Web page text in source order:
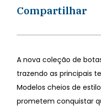
Compartilhar
A nova coleção de
trazendo as principais
Modelos cheios de
prometem conquistar